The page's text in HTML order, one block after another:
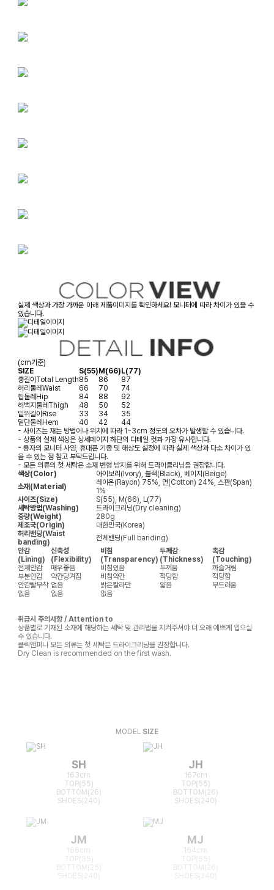
실제 색상과 가장 가까운 아래 제품이미지를 확인하세요! 모니터에 따라 차이가 있을 수
있습니다.
(cm기준)
SIZE
S(55)M(66)L(77)
총길이Total Length85 86
87
허리둘레Waist 66 70
74
힙둘레Hip 84 88
92
허벅지둘레Thigh 48 50
52
밑위길이Rise 33 34
35
밑단둘레Hem 40 42
44
- 사이즈는 재는 방법이나 위치에 따라 1~3cm 정도의 오차가 발생할 수 있습니다.
- 상품의 실제 색상은 상세페이지 하단의 디테일 컷과 가장 유사합니다.
- 용자의 모니터 사양, 휴대폰 기종 및 해상도 설정에 따라 실제 색상과 다소 차이가 있
을 수 있는 점 참고 부탁드립니다.
- 모든 의류의 첫 세탁은 소재 변형 방지를 위해 드라이클리닝을 권장합니다.
색상(Color)
아이보리(Ivory), 블랙(Black), 베이지(Beige)
소재(Material)
레이온(Rayon) 75%, 면(Cotton) 24%, 스판(Span)
1%
사이즈(Size)
S(55), M(66), L(77)
세탁방법(Washing)
드라이크리닝(Dry cleaning)
중량(Weight)
280g
제조국(Origin)
대한민국(Korea)
허리밴딩(Waist
banding)
전체밴딩(Full banding)
안감
(Lining)
신축성
(Flexibility)
비침
(Transparency)
두께감
(Thickness)
촉감
(Touching)
전체안감
매우좋음 비침있음 두꺼움
까슬거림
부분안감
약간당겨짐 비침약간 적당함
적당함
안감탈부착 없음 밝은칼라만 얇음
부드러움
없음
없음 없음
취급시 주의사항 / Attention to
상품별로 기재된 소재에 해당하는 세탁 및 관리법을 지켜주셔야 더 오래 예쁘게 입으실
수 있습니다.
클릭앤퍼니 모든 의류는 첫 세탁은 드라이크리닝을 권장합니다.
Dry Clean is recommended on the first wash.
MODEL SIZE
SH
163cm
TOP(55)
BOTTOM(26)
SHOES(240)
JH
167cm
TOP(55)
BOTTOM(26)
SHOES(240)
JM
166cm
TOP(55)
BOTTOM(25)
MJ
164cm
TOP(55)
BOTTOM(26)